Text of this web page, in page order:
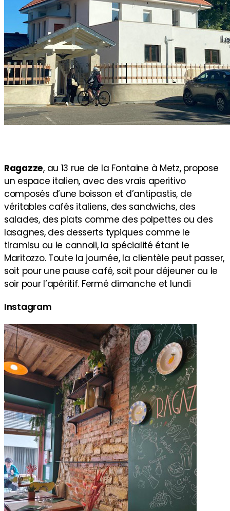
Ragazze, au 13 rue de la Fontaine à Metz, propose
un espace italien, avec des vrais aperitivo
composés d’une boisson et d’antipastis, de
véritables cafés italiens, des sandwichs, des
salades, des plats comme des polpettes ou des
lasagnes, des desserts typiques comme le
tiramisu ou le cannoli, la spécialité étant le
Maritozzo. Toute la journée, la clientèle peut passer,
soit pour une pause café, soit pour déjeuner ou le
soir pour l’apéritif. Fermé dimanche et lundi
Instagram